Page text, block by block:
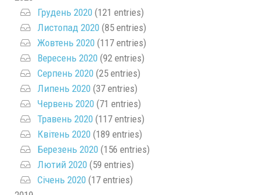
Грудень 2020 (121 entries)
Листопад 2020 (85 entries)
Жовтень 2020 (117 entries)
Вересень 2020 (92 entries)
Серпень 2020 (25 entries)
Липень 2020 (37 entries)
Червень 2020 (71 entries)
Травень 2020 (117 entries)
Квітень 2020 (189 entries)
Березень 2020 (156 entries)
Лютий 2020 (59 entries)
Січень 2020 (17 entries)